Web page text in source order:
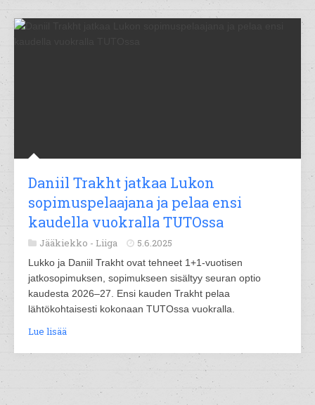
Daniil Trakht jatkaa Lukon
sopimuspelaajana ja pelaa ensi
kaudella vuokralla TUTOssa
Jääkiekko - Liiga 5.6.2025
Lukko ja Daniil Trakht ovat tehneet 1+1-vuotisen
jatkosopimuksen, sopimukseen sisältyy seuran optio
kaudesta 2026–27. Ensi kauden Trakht pelaa
lähtökohtaisesti kokonaan TUTOssa vuokralla.
Lue lisää